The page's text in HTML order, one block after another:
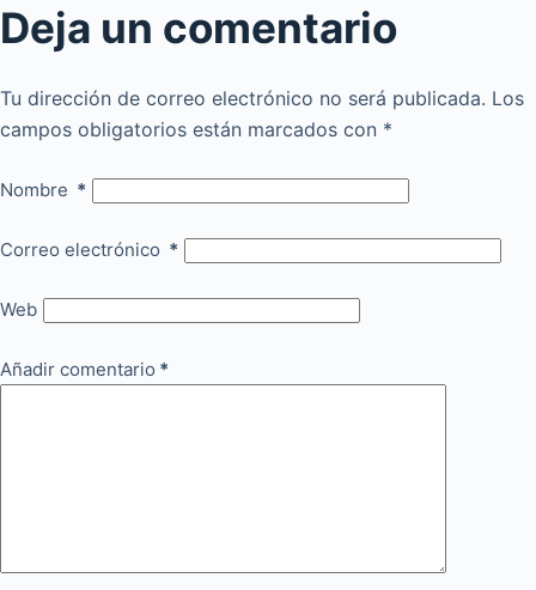
Deja un comentario
Tu dirección de correo electrónico no será publicada. Los
campos obligatorios están marcados con *
Nombre *
Correo electrónico *
Web
Añadir comentario *